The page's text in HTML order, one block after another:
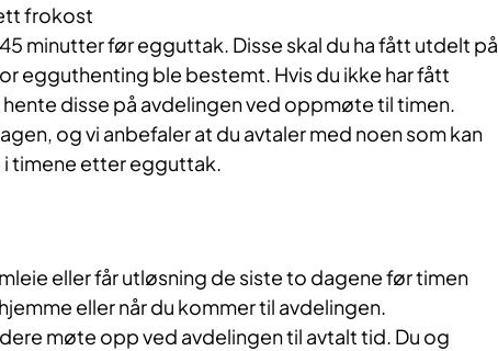
frokost
minutter før egguttak. Disse skal du ha fått utdelt på
egguthenting ble bestemt. Hvis du ikke har fått
disse på avdelingen ved oppmøte til timen.
og vi anbefaler at du avtaler med noen som kan
timene etter egguttak.
eller får utløsning de siste to dagene før timen
eller når du kommer til avdelingen.
møte opp ved avdelingen til avtalt tid. Du og